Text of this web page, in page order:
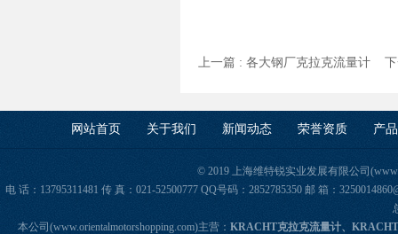
上一篇 : 各大钢厂克拉克流量计 下
网站首页 关于我们 新闻动态 荣誉资质 产
© 2019 上海维特锐实业发展有限公司
电 话：13795311481 传 真：021-52500777 QQ号码：2852785350 邮 箱：
本公司(www.orientalmotorshopping.com)主营： KRACHT克拉克流量计、